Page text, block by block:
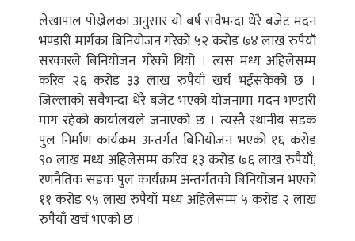
लेखापाल पोख्रेलका अनुसार यो बर्ष सवैभन्दा धेरै बजेट मदन
भण्डारी मार्गका बिनियोजन गरेको ५२ करोड ७४ लाख रुपैयाँ
सरकारले बिनियोजन गरेको थियो । त्यस मध्य अहिलेसम्म
करिव २६ करोड ३३ लाख रुपैयाँ खर्च भईसकेको छ ।
जिल्लाको सवैभन्दा धेरै बजेट भएको योजनामा मदन भण्डारी
माग रहेको कार्यालयले जनाएको छ । त्यस्तै स्थानीय सडक
पुल निर्माण कार्यक्रम अन्तर्गत बिनियोजन भएको १६ करोड
९० लाख मध्य अहिलेसम्म करिव १३ करोड ७६ लाख रुपैयाँ,
रणनैतिक सडक पुल कार्यक्रम अन्तर्गतको बिनियोजन भएको
११ करोड ९५ लाख रुपैयाँ मध्य अहिलेसम्म ५ करोड २ लाख
रुपैयाँ खर्च भएको छ ।